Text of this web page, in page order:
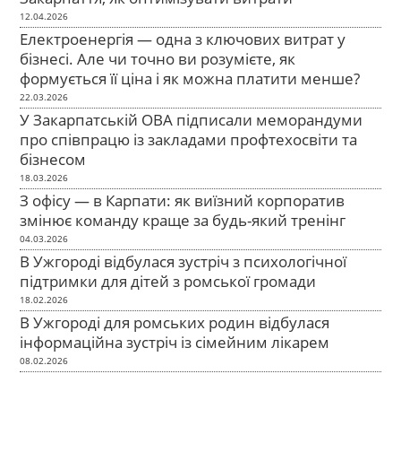
12.04.2026
Електроенергія — одна з ключових витрат у
бізнесі. Але чи точно ви розумієте, як
формується її ціна і як можна платити менше?
22.03.2026
У Закарпатській ОВА підписали меморандуми
про співпрацю із закладами профтехосвіти та
бізнесом
18.03.2026
З офісу — в Карпати: як виїзний корпоратив
змінює команду краще за будь-який тренінг
04.03.2026
В Ужгороді відбулася зустріч з психологічної
підтримки для дітей з ромської громади
18.02.2026
В Ужгороді для ромських родин відбулася
інформаційна зустріч із сімейним лікарем
08.02.2026